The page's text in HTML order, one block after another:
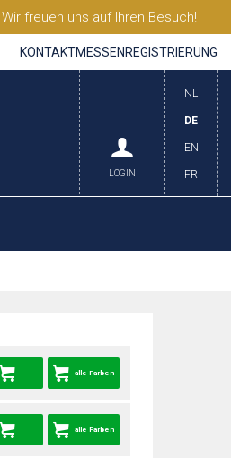
freuen uns auf Ihren Besuch!
KONTAKTMESSEN REGISTRIERUNG
NL
DE
EN
FR
LOGIN
alle Farben
alle Farben